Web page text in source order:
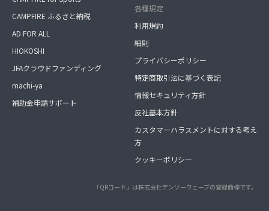
CAMPFIRE ふるさと納税
AD FOR ALL
HIOKOSHI
JFAクラウドファンディング
machi-ya
補助金申請サポート
各種規定
利用規約
細則
プライバシーポリシー
特定商取引法に基づく表記
情報セキュリティ方針
反社基本方針
カスタマーハラスメントに対する考え
方
クッキーポリシー
「QRコード」は株式会社デンソーウェーブの登録商標です。